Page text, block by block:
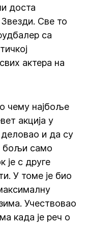
доста
Све то
са
актера на
чему најбоље
акција у
и да су
бољи само
је с друге
У томе је био
Учествовао
када је реч о